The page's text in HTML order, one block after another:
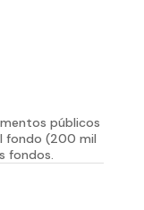
públicos
fondo (200 mil
fondos.